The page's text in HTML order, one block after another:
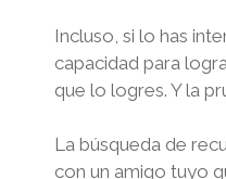
Incluso, si lo has
capacidad para
que lo logres. Y la
La búsqueda de
con un amigo tuyo